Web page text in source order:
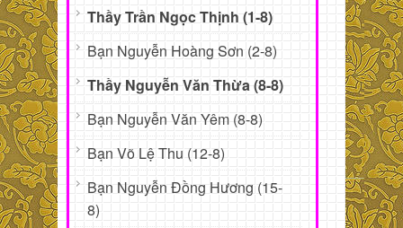
Thầy Trần Ngọc Thịnh (1-8)
Bạn Nguyễn Hoàng Sơn (2-8)
Thầy Nguyễn Văn Thừa (8-8)
Bạn Nguyễn Văn Yêm (8-8)
Bạn Võ Lệ Thu (12-8)
Bạn Nguyễn Đồng Hương (15-
8)